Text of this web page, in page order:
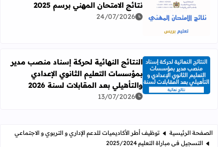
اقرأ المزيد عن نتائج الامتحان المهني برسم 2025
نتائج الامتحان المهني برسم 2025
24/07/2026
اقرأ المزيد عن النتائج النهائية لحركة إسناد منصب مدير
النتائج النهائية لحركة إسناد منصب مدير
بمؤسسات التعليم الثانوي الإعدادي
والتأهيلي بعد المقابلات لسنة 2026
13/07/2026
الصفحة الرئيسية
توظيف أطر الأكاديميات للدعم الإداري و التربوي و الاجتماعي
التسجيل في مباراة التعليم 2025/2024